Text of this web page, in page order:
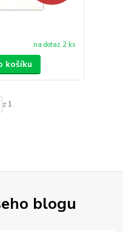
na dotaz 2 ks
košíku
z 1
blogu